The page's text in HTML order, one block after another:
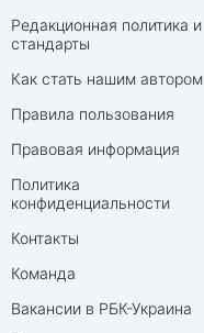
Редакционная политика и
стандарты
Как стать нашим автором
Правила пользования
Правовая информация
Политика
конфиденциальности
Контакты
Команда
Вакансии в РБК-Украина